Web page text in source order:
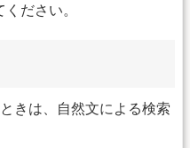
ださい。
きは、自然文による検索